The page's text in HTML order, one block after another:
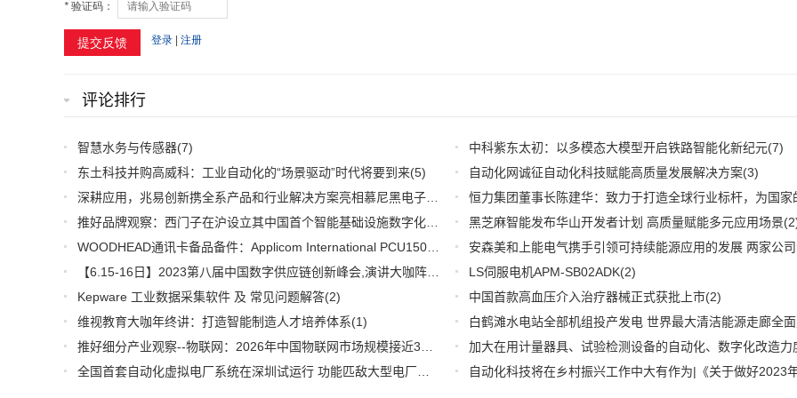
评论排行
智慧水务与传感器(7) 中科紫东太初：以多模态大模型开启铁路智能化新纪元(7)
东土科技并购高威科：工业自动化的“场景驱动”时代将要到来(5) 自动化网诚征自动化科技赋能高质量发展解决方案(3)
(2)
黑芝麻智能发布华山开发者计划 高质量赋能多元应用场景
(2)
(2)
LS伺服电机APM-SB02ADK(2)
Kepware 工业数据采集软件 及 常见问题解答(2) 中国首款高血压介入治疗器械正式获批上市(2)
维视教育大咖年终讲：打造智能制造人才培养体系(1)
(1)
(1)